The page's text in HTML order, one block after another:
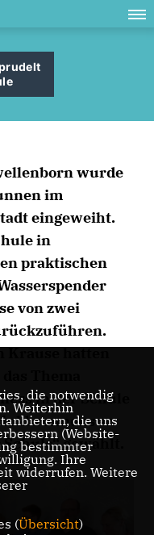
wurde
im
eingeweiht.
in
praktischen
von zwei
Krause hatten
Thema
in der Schule
an
gewählt.
die notwendig
Weiterhin
die uns
(Website-
bestimmter
Ihre
widerrufen. Weitere
(Übersicht)